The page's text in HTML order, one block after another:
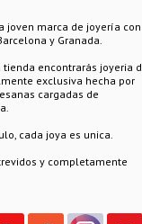
joven marca de joyería con
y Granada.
tienda encontrarás joyeria
exclusiva hecha por
cargadas de
cada joya es unica.
y completamente